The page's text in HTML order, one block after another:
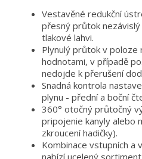
Vestavěné redukční
přesný průtok
tlakové lahvi.
Plynulý průtok v poloze
hodnotami, v případě
nedojde k přerušení
Snadná kontrola
plynu - přední a boční
360° otočný průtočný
pripojenie kanyly alebo
zkroucení hadičky).
Kombinace vstupních a